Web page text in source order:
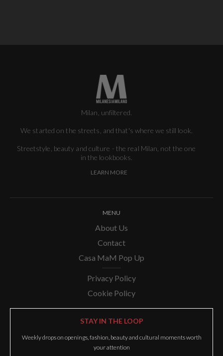
Milan, unfiltered.
We started on the streets, and that's where we still look.
Streetstyle, beauty and culture - the real Milan, not the one
in the lookbooks.
LEARN MORE
MENU
About Us
Contact
Casa MaM Pop Up
Privacy Policy
Cookie Policy
STAY IN THE LOOP
Weekly drops on openings, fashion, beauty and cultural moments worth
your attention